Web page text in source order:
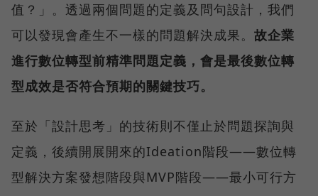
值？」。透過兩個問題的定義及問句設計，我們
可以發現會產生不一樣的問題解決成果。 故企業
進行數位轉型前精準問題定義，會是最後數位轉
型成效是否符合預期的關鍵技巧。
至於「設計思考」的技術則不僅止於問題探詢與
定義，後續開展開來的Ideation階段——數位轉
型解決方案發想階段與MVP階段——最小可行方